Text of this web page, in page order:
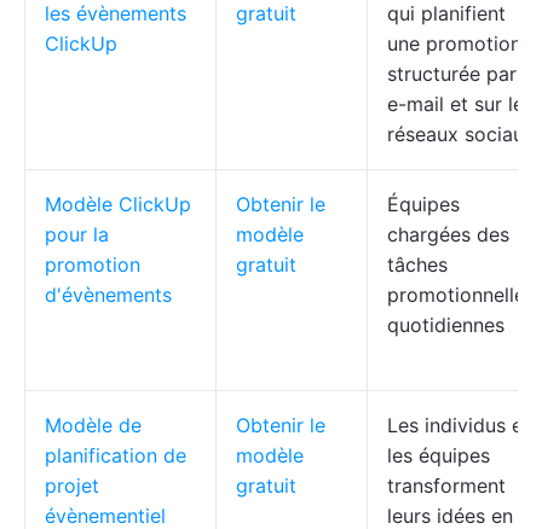
les évènements
ClickUp
gratuit
qui planifient
une promotion
structurée par
e-mail et sur les
réseaux sociaux
Modèle ClickUp
pour la
promotion
d'évènements
Obtenir le
modèle
gratuit
Équipes
chargées des
tâches
promotionnelles
quotidiennes
Modèle de
planification de
projet
évènementiel
Obtenir le
modèle
gratuit
Les individus et
les équipes
transforment
leurs idées en